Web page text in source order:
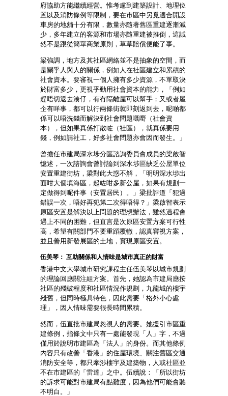
府協助方能繼續經營。惟考慮到建築設計、地理位
置以及消防條例等限制，要在市區中另覓適合開設
車房的地舖十分有限，數量亦隨著舊區重建逐漸減
少，多年建立的客源和市場亦隨重建被推倒，這誠
然不是跟從簡單商業原則，草草賠償便能了事。
梁強調，地方及其社區網絡並不是抽象的空間，而
是關乎人與人的關係，例如人在社區建立和累積的
社會資本。要審視一個人擁有多少資源，不單取決
於財富多少，更視乎動用社會資本的能力，「例如
趕唔切返去湊仔，有冇隔離屋可以幫手；又或者屋
企有咩事，都可以行兩條街就即刻返到去，呢啲都
係可以唔洗錢而解決到社會問題嘅嘢（社會資
本），但如果真係打散咗（社區），就真係要用
錢，例如請社工，好多社會問題亦會因而發生。」
曾擔任市建局深水埗分區諮詢委員會成員的梁啟智
憶述，一次諮詢會曾討論到深水埗區缺乏公屋單位
安置重建街坊，梁對此大惑不解，「明明深水埗出
面咁大個填海區，起咗咁多新公屋，如果有規劃一
定做得到呢件事（安置居民）。」梁批評道「犯過
錯誤一次，唔好再犯第二次得唔得？」梁啟智表示
原區安置是解決以上問題的理想辦法，雖然過程會
遇上不同的困難，但直言是次原區安置方案可行性
高，希望有關部門不要重蹈覆轍，認真審視方案，
並且善用新發展區的土地，實現原區安置。
伍美琴： 互助關係和人情味是城市真正的財富
香港中文大學城市研究課程主任伍美琴以城市規劃
的理論回應關注組方案。首先，她認為市建局應按
社區的殘破程度和社區情況作規劃，九龍城的樓宇
殘舊，但同時極具特色，因此需要「格外小心處
理」，因人情味需要很長時間累積。
然而，伍直批市建局忽視人的需要。她援引市區重
建條例，指條文中只有一處能發現「人」字，不過
僅用於說明市建區為「法人」的身份。而其他條例
內容只有改善「香港」的住屋環境、關注舊區交通
消防安全等，都只牽涉樓宇及建築物，人或社區並
不在市建區的「雷達」之中。伍續說：「所以街坊
的訴求可能對市建局有點難度，因為他們可能會聽
不明白。」